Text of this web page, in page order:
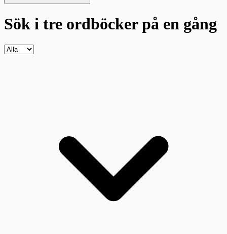
Sök i tre ordböckerpå en gång